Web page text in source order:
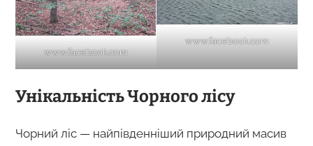
www.facebook.com
www.facebook.com
Унікальність Чорного лісу
Чорний ліс — найпівденніший природний масив